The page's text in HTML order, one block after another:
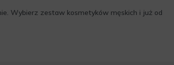
Wybierz zestaw kosmetyków męskich i już od